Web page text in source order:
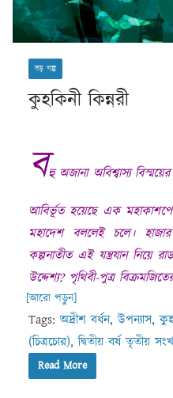
বড় গল্প
কুহকিনী কিন্নরী
বহুঅজানা অবিশ্বাস্য
আবির্ভূত হয়েছে এক
মহাদেশ বললেই চলে।
কল্পনাতীত এই যন্ত্রযান নিয়ে
উদ্দেশ্য? পৃথিবী-পুত্র
[আরো পড়ুন]
Tags:অদ্রীশ বর্ধন,উপন্যাস,
(চিত্রচোর),দ্বিতীয় বর্ষ তৃতীয়
Read More